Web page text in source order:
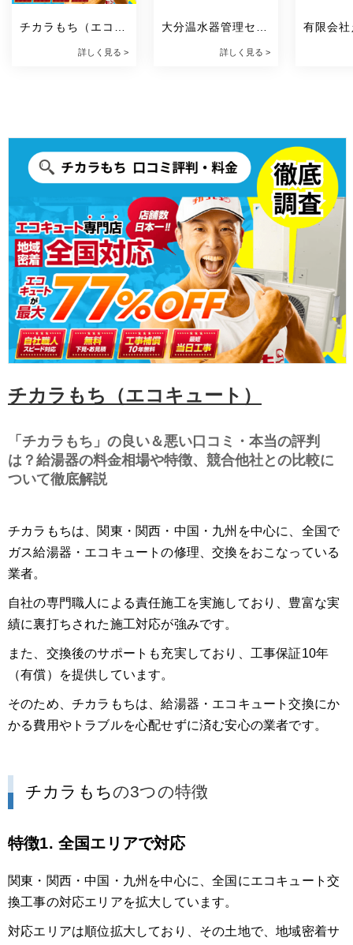
チカラもち（エコキ
詳しく見る >
大分温水器管理セン
詳しく見る >
有限会
チカラもち（エコキュート）
「チカラもち」の良い＆悪い口コミ・本当の評判
は？給湯器の料金相場や特徴、競合他社との比較に
ついて徹底解説
チカラもちは、関東・関西・中国・九州を中心に、全国で
ガス給湯器・エコキュートの修理、交換をおこなっている
業者。
自社の専門職人による責任施工を実施しており、豊富な実
績に裏打ちされた施工対応が強みです。
また、交換後のサポートも充実しており、工事保証10年
（有償）を提供しています。
そのため、チカラもちは、給湯器・エコキュート交換にか
かる費用やトラブルを心配せずに済む安心の業者です。
チカラもちの3つの特徴
特徴1. 全国エリアで対応
関東・関西・中国・九州を中心に、全国にエコキュート交
換工事の対応エリアを拡大しています。
対応エリアは順位拡大しており、その土地で、地域密着サ